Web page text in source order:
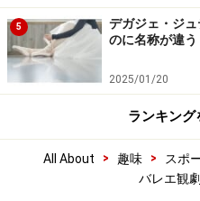
5
デガジェ・ジ
のに名称が違う
2025/01/20
ランキング
All About > 趣味 > スポ
バレエ観